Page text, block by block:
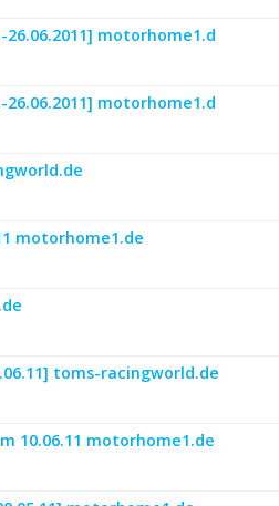
motorhome1.d
motorhome1.d
motorhome1.de
toms-racingworld.de
10.06.11 motorhome1.de